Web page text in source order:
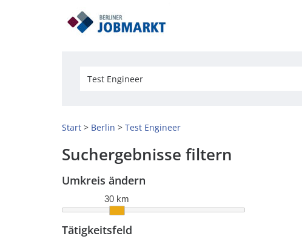
Start Berlin Test Engineer
Suchergebnisse filtern
Umkreis ändern
30 km
Tätigkeitsfeld